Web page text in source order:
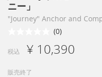
ニー」
"Journey" Anchor and
(0)
税込 ¥ 10,390
販売終了